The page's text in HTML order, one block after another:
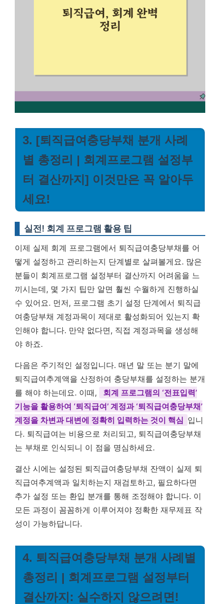
3. [퇴직급여충당부채 분개 사례
별 총정리 | 회계프로그램 설정부
터 결산까지] 이것만은 꼭 알아두
세요!
실전! 회계 프로그램 활용 팁
이제 실제 회계 프로그램에서 퇴직급여충당부채를 어
떻게 설정하고 관리하는지 단계별로 살펴볼게요. 많은
분들이 회계프로그램 설정부터 결산까지 어려움을 느
끼시는데, 몇 가지 팁만 알면 훨씬 수월하게 진행하실
수 있어요. 먼저, 프로그램 초기 설정 단계에서 퇴직급
여충당부채 계정과목이 제대로 활성화되어 있는지 확
인해야 합니다. 만약 없다면, 직접 계정과목을 생성해
야 하죠.
다음은 주기적인 설정입니다. 매년 말 또는 분기 말에
퇴직급여추계액을 산정하여 충당부채를 설정하는 분개
를 해야 하는데요. 이때,
회계 프로그램의 ‘전표입력’
기능을 활용하여 ‘퇴직급여’ 계정과 ‘퇴직급여충당부채’
계정을 차변과 대변에 정확히 입력하는 것이 핵심 입니
다. 퇴직급여는 비용으로 처리되고, 퇴직급여충당부채
는 부채로 인식되니 이 점을 명심하세요.
결산 시에는 설정된 퇴직급여충당부채 잔액이 실제 퇴
직급여추계액과 일치하는지 재검토하고, 필요하다면
추가 설정 또는 환입 분개를 통해 조정해야 합니다. 이
모든 과정이 꼼꼼하게 이루어져야 정확한 재무제표 작
성이 가능하답니다.
4. 퇴직급여충당부채 분개 사례별
총정리 | 회계프로그램 설정부터
결산까지: 실수하지 않으려면!